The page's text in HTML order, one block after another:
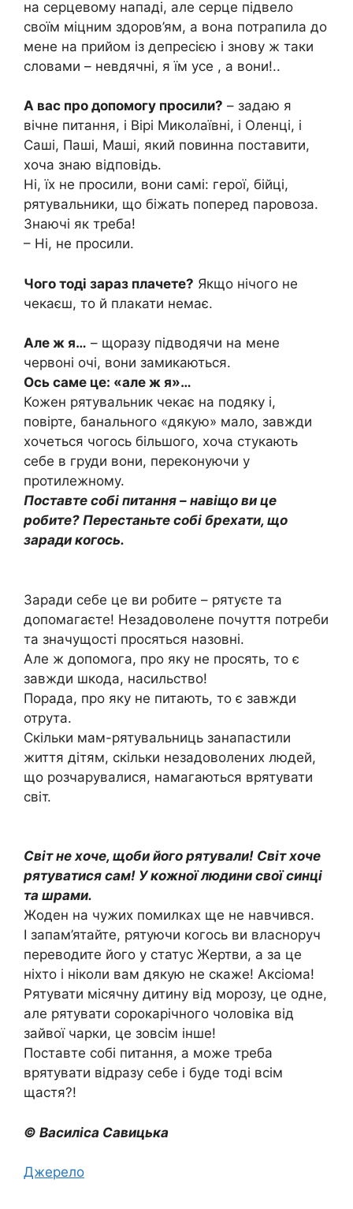
на серцевому нападі, але серце підвело
своїм міцним здоров’ям, а вона потрапила до
мене на прийом із депресією і знову ж таки
словами – невдячні, я їм усе , а вони!..
А вас про допомогу просили? – задаю я
вічне питання, і Вірі Миколаївні, і Оленці, і
Саші, Паші, Маші, який повинна поставити,
хоча знаю відповідь.
Ні, їх не просили, вони самі: герої, бійці,
рятувальники, що біжать поперед паровоза.
Знаючі як треба!
– Ні, не просили.
Чого тоді зараз плачете? Якщо нічого не
чекаєш, то й плакати немає.
Але ж я… – щоразу підводячи на мене
червоні очі, вони замикаються.
Ось саме це: «але ж я»…
Кожен рятувальник чекає на подяку і,
повірте, банального «дякую» мало, завжди
хочеться чогось більшого, хоча стукають
себе в груди вони, переконуючи у
протилежному.
Поставте собі питання – навіщо ви це
робите? Перестаньте собі брехати, що
заради когось.
Заради себе це ви робите – рятуєте та
допомагаєте! Незадоволене почуття потреби
та значущості просяться назовні.
Але ж допомога, про яку не просять, то є
завжди шкода, насильство!
Порада, про яку не питають, то є завжди
отрута.
Скільки мам-рятувальниць занапастили
життя дітям, скільки незадоволених людей,
що розчарувалися, намагаються врятувати
світ.
Світ не хоче, щоби його рятували! Світ хоче
рятуватися сам! У кожної людини свої синці
та шрами.
Жоден на чужих помилках ще не навчився.
І запам’ятайте, рятуючи когось ви власноруч
переводите його у статус Жертви, а за це
ніхто і ніколи вам дякую не скаже! Аксіома!
Рятувати місячну дитину від морозу, це одне,
але рятувати сорокарічного чоловіка від
зайвої чарки, це зовсім інше!
Поставте собі питання, а може треба
врятувати відразу себе і буде тоді всім
щастя?!
© Василіса Савицька
Джерело